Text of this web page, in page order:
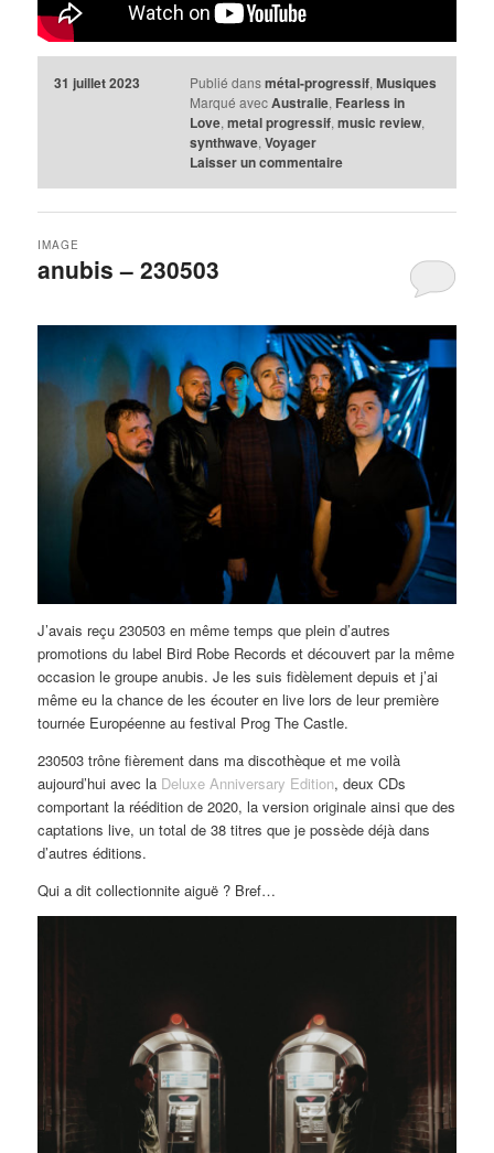
31 juillet 2023 Publié dans métal-progressif, Musiques
Marqué avec Australie, Fearless in
Love, metal progressif, music review,
synthwave, Voyager
Laisser un commentaire
anubis – 230503
IMAGE
J’avais reçu 230503 en même temps que plein d’autres
promotions du label Bird Robe Records et découvert par la même
occasion le groupe anubis. Je les suis fidèlement depuis et j’ai
même eu la chance de les écouter en live lors de leur première
tournée Européenne au festival Prog The Castle.
230503 trône fièrement dans ma discothèque et me voilà
aujourd’hui avec la Deluxe Anniversary Edition, deux CDs
comportant la réédition de 2020, la version originale ainsi que des
captations live, un total de 38 titres que je possède déjà dans
d’autres éditions.
Qui a dit collectionnite aiguë ? Bref…